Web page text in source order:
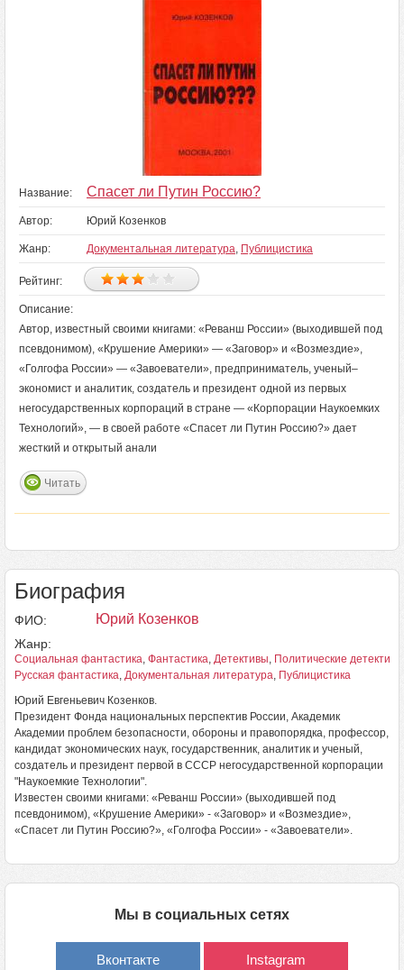
Название: Спасет ли Путин Россию?
Автор: Юрий Козенков
Жанр: Документальная литература, Публицистика
Рейтинг:
Описание:
Автор, известный своими книгами: «Реванш России» (выходившей под
псевдонимом), «Крушение Америки» — «Заговор» и «Возмездие»,
«Голгофа России» — «Завоеватели», предприниматель, ученый–
экономист и аналитик, создатель и президент одной из первых
негосударственных корпораций в стране — «Корпорации Наукоемких
Технологий», — в своей работе «Спасет ли Путин Россию?» дает
жесткий и открытый анали
Читать
Биография
ФИО: Юрий Козенков
Жанр:
Социальная фантастика, Фантастика, Детективы, Политические детективы
Русская фантастика, Документальная литература, Публицистика
Юрий Евгеньевич Козенков.
Президент Фонда национальных перспектив России, Академик
Академии проблем безопасности, обороны и правопорядка, профессор,
кандидат экономических наук, государственник, аналитик и ученый,
создатель и президент первой в СССР негосударственной корпорации
"Наукоемкие Технологии".
Известен своими книга­ми: «Реванш России» (выходившей под
псевдонимом), «Крушение Америки» - «Заговор» и «Возмездие»,
«Спасет ли Пу­тин Россию?», «Голгофа России» - «Завоеватели».
Мы в социальных сетях
Вконтакте Instagram